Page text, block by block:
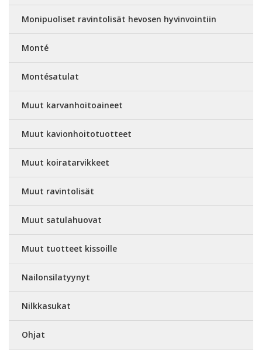
Monipuoliset ravintolisät hevosen hyvinvointiin
Monté
Montésatulat
Muut karvanhoitoaineet
Muut kavionhoitotuotteet
Muut koiratarvikkeet
Muut ravintolisät
Muut satulahuovat
Muut tuotteet kissoille
Nailonsilatyynyt
Nilkkasukat
Ohjat